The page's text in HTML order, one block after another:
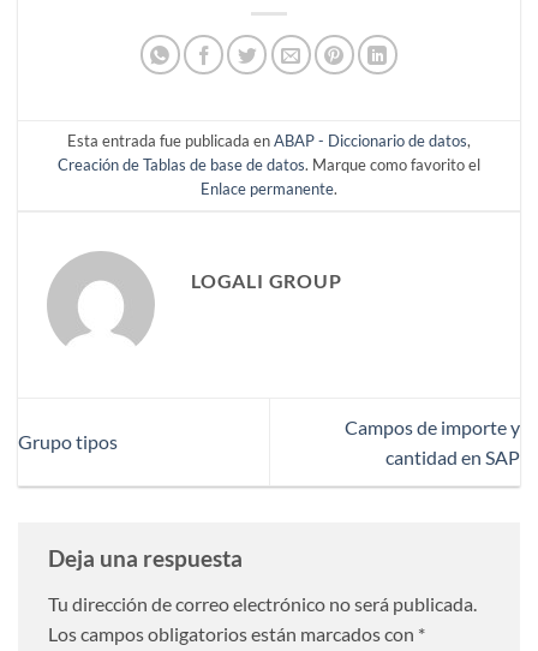
Esta entrada fue publicada enABAP - Diccionario de datos,
Creación de Tablas de base de datos. Marque como favorito el
Enlace permanente.
LOGALI GROUP
Grupo tipos
Campos de importe y
cantidad en SAP
Deja una respuesta
Tu dirección de correo electrónico no será publicada.
Los campos obligatorios están marcados con *